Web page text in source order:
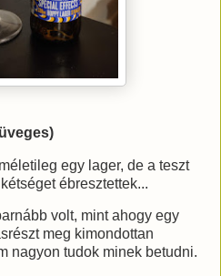
egy lager, de a teszt
ébresztettek...
volt, mint ahogy egy
meg kimondottan
nagyon tudok minek betudni.